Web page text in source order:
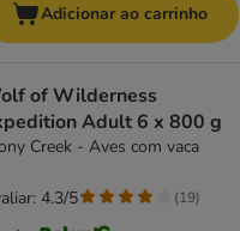
Adicionar ao carrinho
of Wilderness
Adult 6 x 800 g
Creek - Aves com vaca
4.3/5 (19)